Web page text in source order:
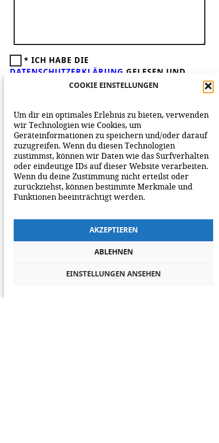
COOKIE EINSTELLUNGEN
Um dir ein optimales Erlebnis zu bieten, verwenden
wir Technologien wie Cookies, um
Geräteinformationen zu speichern und/oder darauf
zuzugreifen. Wenn du diesen Technologien
zustimmst, können wir Daten wie das Surfverhalten
oder eindeutige IDs auf dieser Website verarbeiten.
Wenn du deine Zustimmung nicht erteilst oder
zurückziehst, können bestimmte Merkmale und
Funktionen beeinträchtigt werden.
AKZEPTIEREN
ABLEHNEN
EINSTELLUNGEN ANSEHEN
* ICH HABE DIE
DATENSCHUTZERKLÄRUNG GELESEN UND
AKZEPTIERE DIESE.WIR FREUEN UNS ÜBER
MITEINANDER AUF UNSERER SEITE.